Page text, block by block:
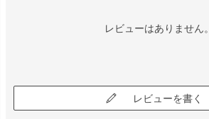
レビューはありません。
レビューを書く